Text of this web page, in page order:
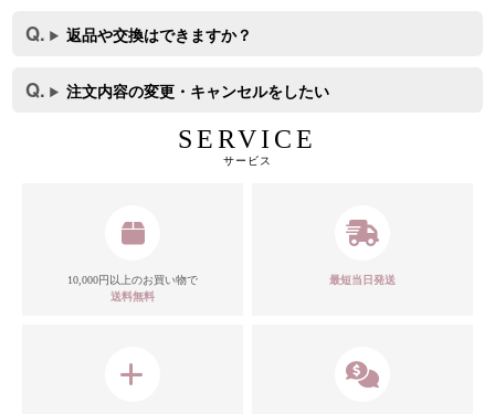
返品や交換はできますか？
注文内容の変更・キャンセルをしたい
SERVICE
サービス
10,000円以上のお買い物で
送料無料
最短当日発送